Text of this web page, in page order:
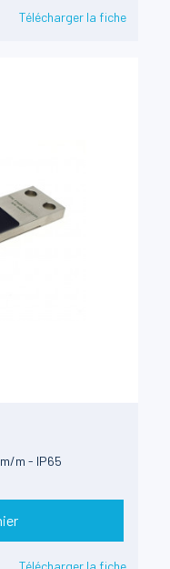
Télécharger la fiche
m - IP65